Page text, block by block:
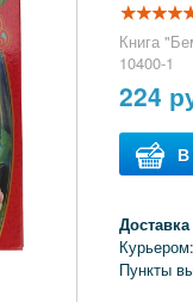
Книга
10400-1
224
В
Пункты